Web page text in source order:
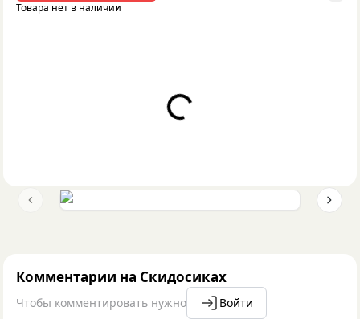
Товара нет в наличии
Loading...
Previous slide Next
Комментарии на Скидосиках
Чтобы комментировать нужно Войти